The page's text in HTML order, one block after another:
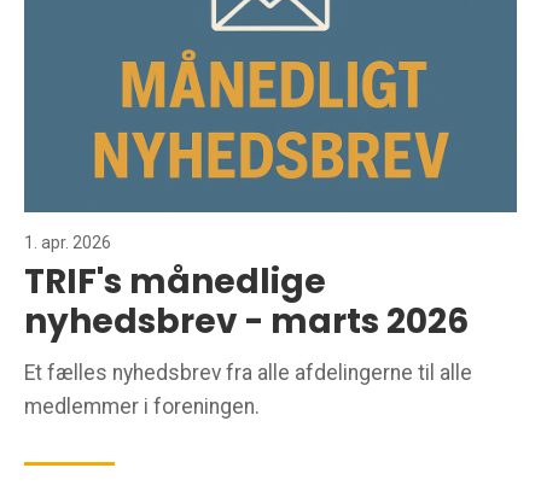
1. apr. 2026
TRIF's månedlige
nyhedsbrev - marts 2026
Et fælles nyhedsbrev fra alle afdelingerne til alle
medlemmer i foreningen.